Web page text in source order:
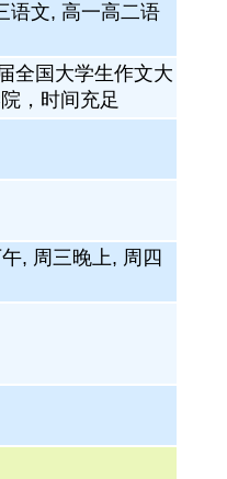
语文, 高一高二语
全国大学生作文大
，时间充足
, 周三晚上, 周四